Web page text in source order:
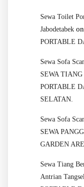
Sewa Toilet
Jabodetabek on
PORTABLE
Sewa Sofa
SEWA
PORTABLE
SELATAN.
Sewa Sofa
SEWA
GARDEN
Sewa Tiang
Antrian Tangsel